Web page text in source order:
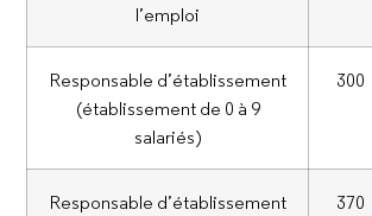
l’emploi
Responsable d’établissement
(établissement de 0 à 9
salariés)
300
Responsable d’établissement
370